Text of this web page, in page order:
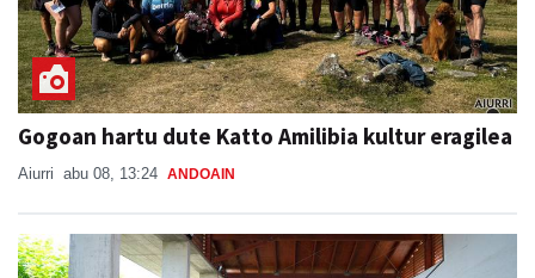
Gogoan hartu dute Katto Amilibia kultur eragilea
Aiurri abu 08, 13:24 ANDOAIN